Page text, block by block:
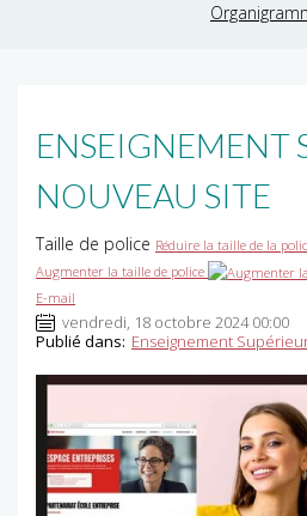
ENSEIGNEMENT
NOUVEAU SITE
Taille de police Réduire la taille de la
Augmenter la taille de police
E-mail
vendredi, 18 octobre 2024 00:00
Publié dans: Enseignement